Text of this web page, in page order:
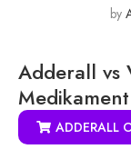
by
Adderall vs
ADDERALL